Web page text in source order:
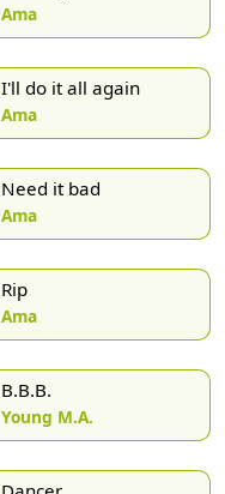
Ama
I'll do it all again
Ama
Need it bad
Ama
Rip
Ama
B.B.B.
Young M.A.